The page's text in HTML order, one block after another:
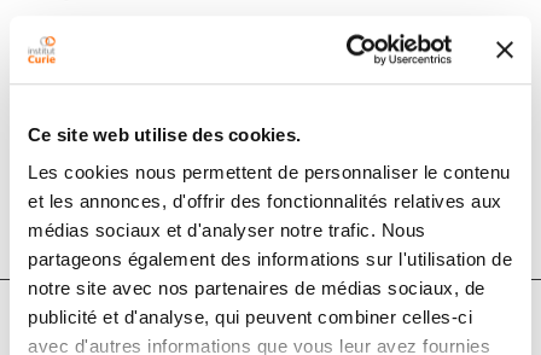
Ce site web utilise des cookies.
Les cookies nous permettent de personnaliser le contenu
et les annonces, d'offrir des fonctionnalités relatives aux
médias sociaux et d'analyser notre trafic. Nous
partageons également des informations sur l'utilisation de
notre site avec nos partenaires de médias sociaux, de
publicité et d'analyse, qui peuvent combiner celles-ci
avec d'autres informations que vous leur avez fournies
1 janv. 2021
Pediatric Blood & Cancer
DOI :10.1002/pbc.28576